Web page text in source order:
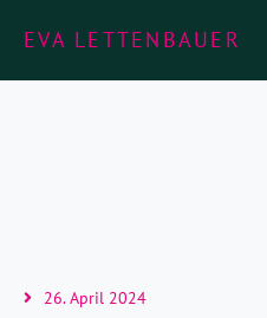
EVA LETTENBAUER
26. April 2024